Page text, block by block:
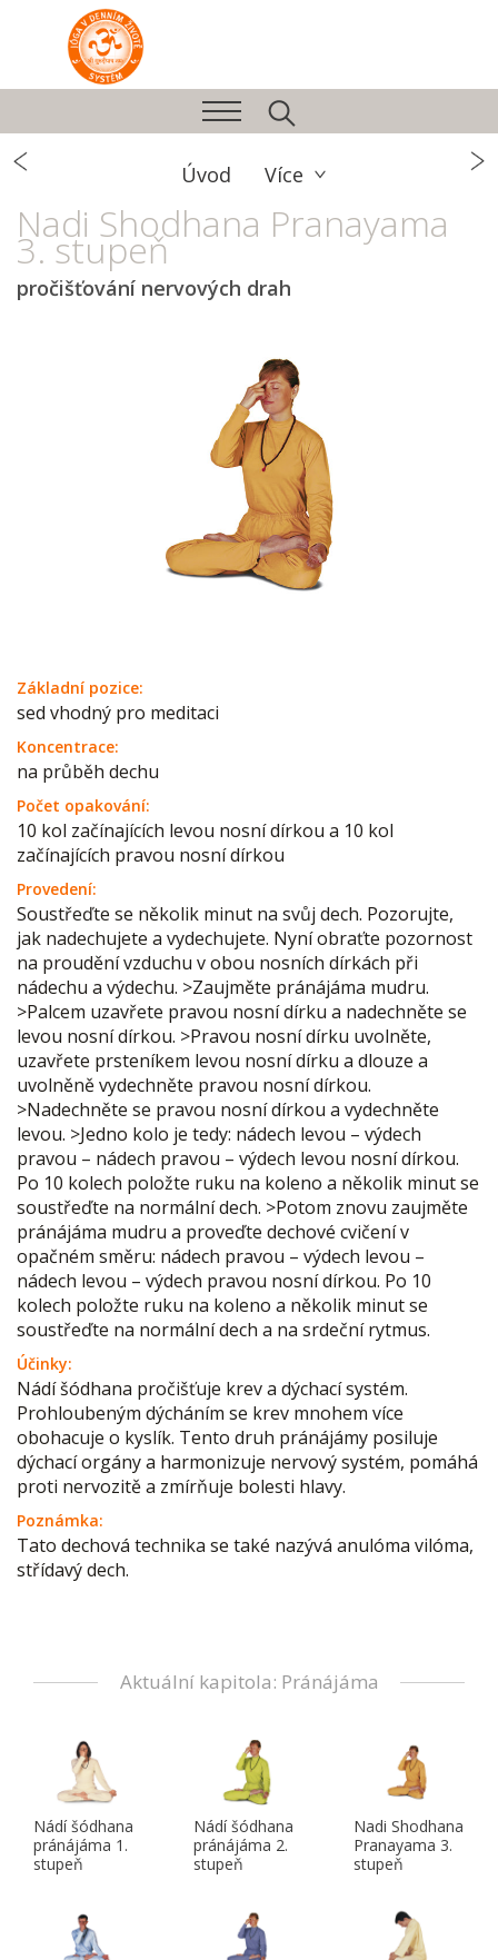
Úvod Více
Nadi Shodhana Pranayama
3. stupeň
pročišťování nervových drah
Základní pozice:
sed vhodný pro meditaci
Koncentrace:
na průběh dechu
Počet opakování:
10 kol začínajících levou nosní dírkou a 10 kol
začínajících pravou nosní dírkou
Provedení:
Soustřeďte se několik minut na svůj dech. Pozorujte,
jak nadechujete a vydechujete. Nyní obraťte pozornost
na proudění vzduchu v obou nosních dírkách při
nádechu a výdechu. >Zaujměte pránájáma mudru.
>Palcem uzavřete pravou nosní dírku a nadechněte se
levou nosní dírkou. >Pravou nosní dírku uvolněte,
uzavřete prsteníkem levou nosní dírku a dlouze a
uvolněně vydechněte pravou nosní dírkou.
>Nadechněte se pravou nosní dírkou a vydechněte
levou. >Jedno kolo je tedy: nádech levou – výdech
pravou – nádech pravou – výdech levou nosní dírkou.
Po 10 kolech položte ruku na koleno a několik minut se
soustřeďte na normální dech. >Potom znovu zaujměte
pránájáma mudru a proveďte dechové cvičení v
opačném směru: nádech pravou – výdech levou –
nádech levou – výdech pravou nosní dírkou. Po 10
kolech položte ruku na koleno a několik minut se
soustřeďte na normální dech a na srdeční rytmus.
Účinky:
Nádí šódhana pročišťuje krev a dýchací systém.
Prohloubeným dýcháním se krev mnohem více
obohacuje o kyslík. Tento druh pránájámy posiluje
dýchací orgány a harmonizuje nervový systém, pomáhá
proti nervozitě a zmírňuje bolesti hlavy.
Poznámka:
Tato dechová technika se také nazývá anulóma vilóma,
střídavý dech.
Aktuální kapitola: Pránájáma
Nádí šódhana
pránájáma 1.
stupeň
Nádí šódhana
pránájáma 2.
stupeň
Nadi Shodhana
Pranayama 3.
stupeň